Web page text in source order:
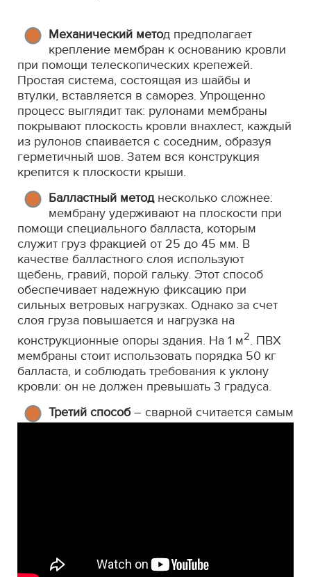
Механический метод предполагает
крепление мембран к основанию кровли
при помощи телескопических крепежей.
Простая система, состоящая из шайбы и
втулки, вставляется в саморез. Упрощенно
процесс выглядит так: рулонами мембраны
покрывают плоскость кровли внахлест, каждый
из рулонов спаивается с соседним, образуя
герметичный шов. Затем вся конструкция
крепится к плоскости крыши.
Балластный метод несколько сложнее:
мембрану удерживают на плоскости при
помощи специального балласта, которым
служит груз фракцией от 25 до 45 мм. В
качестве балластного слоя используют
щебень, гравий, порой гальку. Этот способ
обеспечивает надежную фиксацию при
сильных ветровых нагрузках. Однако за счет
слоя груза повышается и нагрузка на
конструкционные опоры здания. На 1 м2. ПВХ
мембраны стоит использовать порядка 50 кг
балласта, и соблюдать требования к уклону
кровли: он не должен превышать 3 градуса.
Третий способ– сварной считается самым